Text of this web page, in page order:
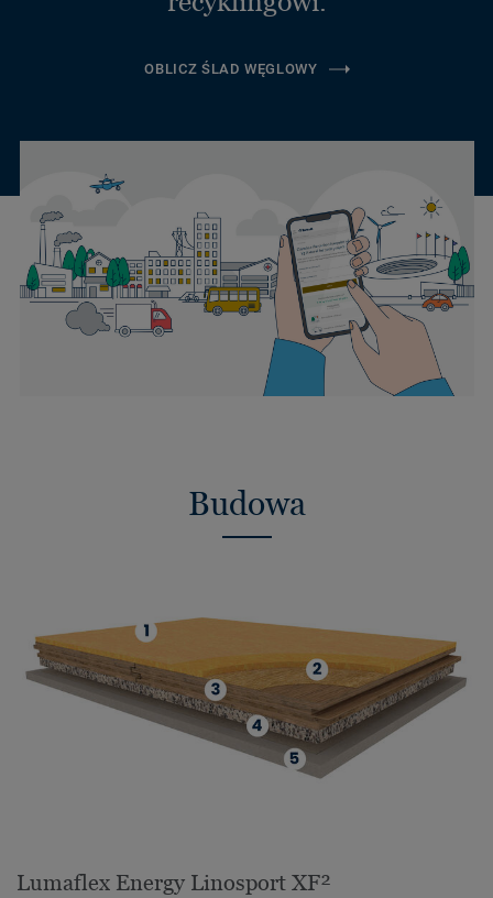
OBLICZ ŚLAD WĘGLOWY
Budowa
Lumaflex Energy Linosport XF²